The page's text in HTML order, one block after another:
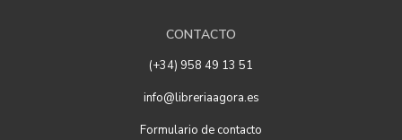
CONTACTO
(+34) 958 49 13 51
info@libreriaagora.es
Formulario de contacto